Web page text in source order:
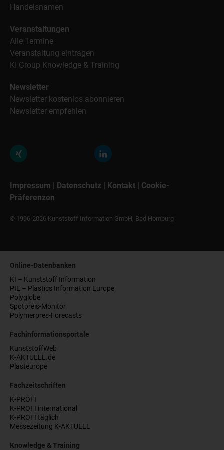
Handelsnamen
Veranstaltungen
Alle Termine
Veranstaltung eintragen
KI Group Knowledge & Training
Newsletter
Newsletter kostenlos abonnieren
Newsletter empfehlen
Impressum | Datenschutz | Kontakt | Cookie-
Präferenzen
© 1996-2026 Kunststoff Information GmbH, Bad Homburg
Online-Datenbanken
KI – Kunststoff Information
PIE – Plastics Information Europe
Polyglobe
Spotpreis-Monitor
Polymerpres-Forecasts
Fachinformationsportale
KunststoffWeb
K-AKTUELL.de
Plasteurope
Fachzeitschriften
K-PROFI
K-PROFI international
K-PROFI täglich
Messezeitung K-AKTUELL
Knowledge & Training